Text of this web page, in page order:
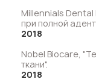
Millennials
при полной
2018
Nobel Biocare,
ткани".
2018